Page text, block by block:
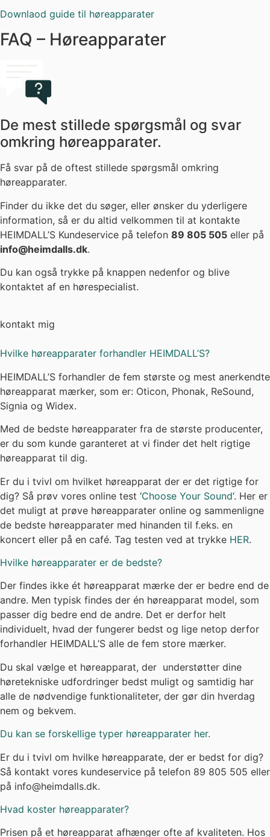
kontaktet af en hørespecialist.
Hvilke høreapparater forhandler HEIMDALL’S?
høreapparat mærker, som er: Oticon, Phonak, ReSound,
Signia og Widex.
Med de bedste høreapparater fra de største producenter,
er du som kunde garanteret at vi finder det helt rigtige
høreapparat til dig.
Er du i tvivl om hvilket høreapparat der er det rigtige for
dig? Så prøv vores online test ‘ Choose Your Sound‘. Her er
det muligt at prøve høreapparater online og sammenligne
de bedste høreapparater med hinanden til f.eks. en
koncert eller på en café. Tag testen ved at trykke
Hvilke høreapparater er de bedste?
Der findes ikke ét høreapparat mærke der er bedre end de
andre. Men typisk findes der én høreapparat model, som
passer dig bedre end de andre. Det er derfor helt
individuelt, hvad der fungerer bedst og lige netop derfor
forhandler HEIMDALL’S alle de fem store mærker.
Du skal vælge et høreapparat, der understøtter dine
høretekniske udfordringer bedst muligt og samtidig har
alle de nødvendige funktionaliteter, der gør din hverdag
nem og bekvem.
Du kan se forskellige typer høreapparater her.
Er du i tvivl om hvilke høreapparate, der er bedst for dig?
Så kontakt vores kundeservice på telefon 89 805 505 eller
på info@heimdalls.dk.
Hvad koster høreapparater?
Prisen på et høreapparat afhænger ofte af kvaliteten. Hos
HEIMDALL’S forhandler vi kun de nyeste og bedste
høreapparater.
Hos os vil vi gerne gøre det enkelt og give dig en fair pris.
Derfor har vi overordnet tre priskategorier. Under hver
kategori finder du flere forskellige mærker af
høreapparater, så du helt selv kan bestemme,
Hos HEIMDALL’S koster det absolutte topprodukt kun
21.999 kroner for et sæt. Prisen er din egenbetaling for to
høreapparater, når regionens tilskud er trukket fra.
Du kan betale for dit høreapparat på én gang eller dele
betaling op, så du betaler et lavt månedligt beløb over 48
måneder, uden ekstra omkostninger. Læs mere og se
vores aktuelle priser på høreapparater her